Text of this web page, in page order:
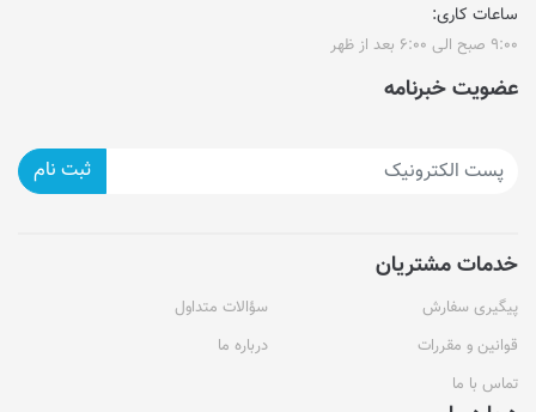
ساعات کاری:
۹:۰۰ صبح الی ۶:۰۰ بعد از ظهر
عضویت خبرنامه
ثبت نام
خدمات مشتریان
پیگیری سفارش
سؤالات متداول
قوانین و مقررات
درباره ما
تماس با ما